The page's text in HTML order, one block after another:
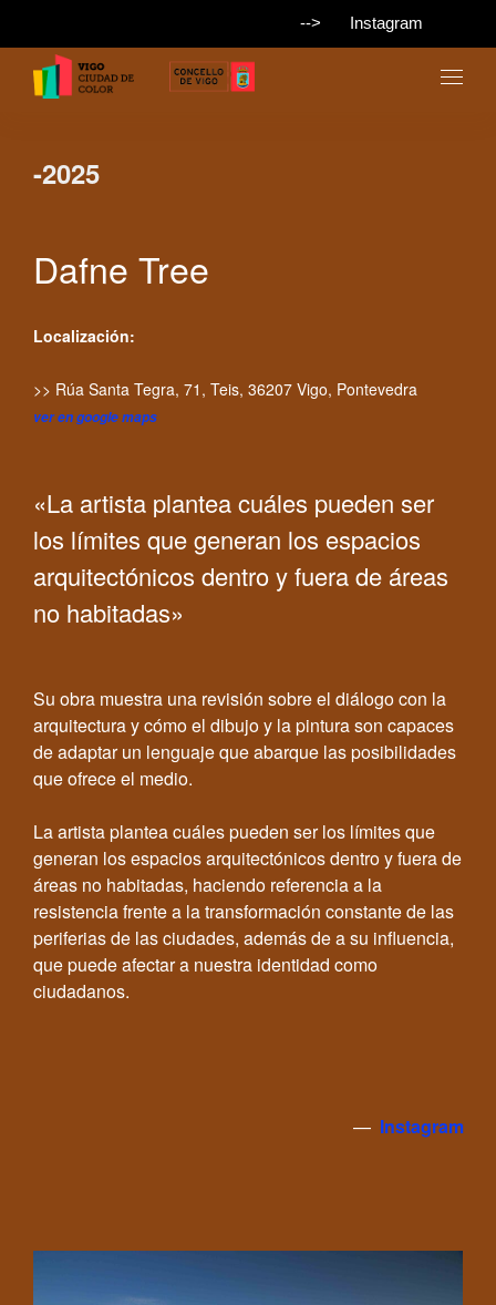
--> Instagram
-2025
Dafne Tree
Localización:
>> Rúa Santa Tegra, 71, Teis, 36207 Vigo, Pontevedra
ver en google maps
«La artista plantea cuáles pueden ser
los límites que generan los espacios
arquitectónicos dentro y fuera de áreas
no habitadas»
Su obra muestra una revisión sobre el diálogo con la
arquitectura y cómo el dibujo y la pintura son capaces
de adaptar un lenguaje que abarque las posibilidades
que ofrece el medio.
La artista plantea cuáles pueden ser los límites que
generan los espacios arquitectónicos dentro y fuera de
áreas no habitadas, haciendo referencia a la
resistencia frente a la transformación constante de las
periferias de las ciudades, además de a su influencia,
que puede afectar a nuestra identidad como
ciudadanos.
— Instagram